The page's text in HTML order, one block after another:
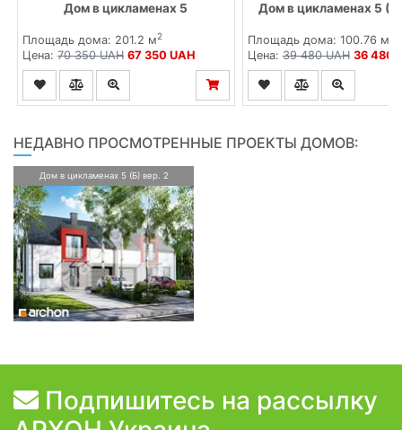
Дом в цикламенах 5
Площадь дома: 201.2 м2
Цена: 70 350 UAH 67 350 UAH
Дом в цикламенах 5
Площадь дома: 100.76 м
Цена:39 480 UAH 36 480
НЕДАВНО ПРОСМОТРЕННЫЕ ПРОЕКТЫ ДОМОВ:
Дом в цикламенах 5 (Б) вер. 2
Подпишитесь на рассылку